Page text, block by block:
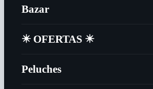
Bazar
✴️​ OFERTAS ✴️​
Peluches